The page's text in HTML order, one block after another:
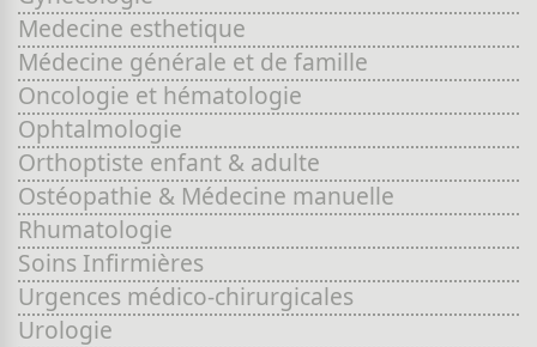
Medecine esthetique
Médecine générale et de famille
Oncologie et hématologie
Ophtalmologie
Orthoptiste enfant & adulte
Ostéopathie & Médecine manuelle
Rhumatologie
Soins Infirmières
Urgences médico-chirurgicales
Urologie